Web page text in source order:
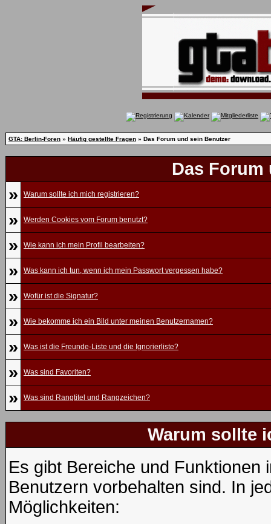
GTA: Berlin-Foren » Häufig gestellte Fragen » Das Forum und sein Benutzer
Das
»
Warum sollte ich mich registrieren?
» Werden Cookies vom Forum benutzt?
» Wie kann ich mein Profil bearbeiten?
» Was kann ich tun, wenn ich mein Passwort vergessen habe?
» Wofür ist die Signatur?
» Wie bekomme ich ein Bild unter meinen Benutzernamen?
» Was ist die Freunde-Liste und die Ignorierliste?
» Was sind Favoriten?
» Was sind Rangtitel und Rangzeichen?
Warum sollte
Es gibt Bereiche und
Benutzern vorbehalten sind. In
Möglichkeiten: